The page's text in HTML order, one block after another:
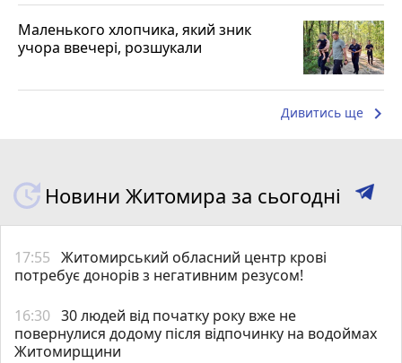
Маленького хлопчика, який зник
учора ввечері, розшукали
Дивитись ще keyboard_arrow_right
Новини Житомира за сьогодні
17:55 Житомирський обласний центр крові
потребує донорів з негативним резусом!
16:30 30 людей від початку року вже не
повернулися додому після відпочинку на водоймах
Житомирщини